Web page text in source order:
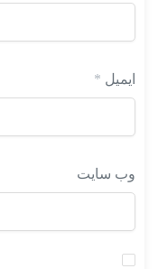
ایمیل *
وب‌ سایت